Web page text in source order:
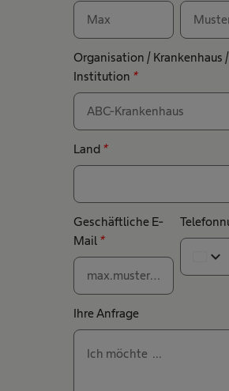
Organisation / Krankenhaus /
Institution *
Land *
Geschäftliche E-
Mail *
expand_more
Ihre Anfrage